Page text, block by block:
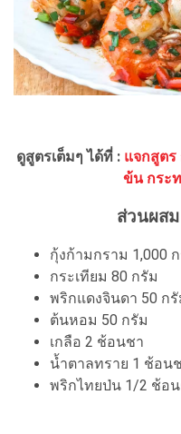
ดูสูตรเต็มๆ ได้ที่ : แจกสูตร
ข้น กระ
ส่วนผสม
กุ้งก้ามกราม 1,000
กระเทียม 80 กรัม
พริกแดงจินดา 50 กรั
ต้นหอม 50 กรัม
เกลือ 2 ช้อนชา
น้ำตาลทราย 1 ช้อน
พริกไทยป่น 1/2 ช้อ